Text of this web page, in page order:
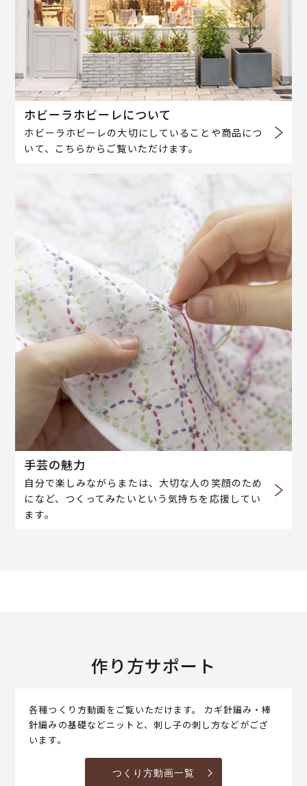
ホビーラホビーレについて
ホビーラホビーレの大切にしていることや商品につ
いて、こちらからご覧いただけます。
手芸の魅力
自分で楽しみながらまたは、大切な人の笑顔のため
になど、つくってみたいという気持ちを応援してい
ます。
作り方サポート
各種つくり方動画をご覧いただけます。 カギ針編み・棒
針編みの基礎などニットと、刺し子の刺し方などがござ
います。
つくり方動画一覧